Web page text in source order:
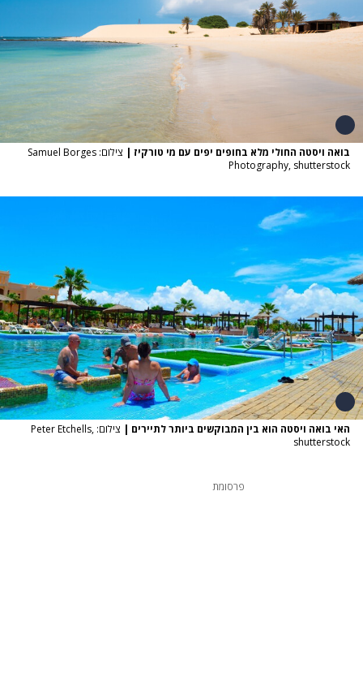
בואה ויסטה החולי מלא בחופים יפים עם מי טורקיז |
צילום: Samuel Borges
Photography, shutterstock
האי בואה ויסטה הוא בין המבוקשים ביותר לתיירים |
צילום: Peter Etchells,
shutterstock
פרסומת